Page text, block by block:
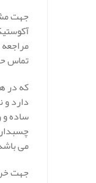
جهت
تماس
که در
دارد و
ساده
می
جهت